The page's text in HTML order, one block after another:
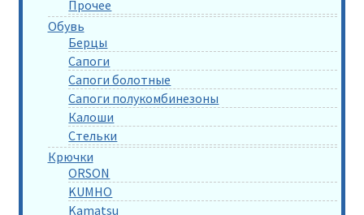
Прочее
Обувь
Берцы
Сапоги
Сапоги болотные
Сапоги полукомбинезоны
Калоши
Стельки
Крючки
ORSON
KUMHO
Kamatsu